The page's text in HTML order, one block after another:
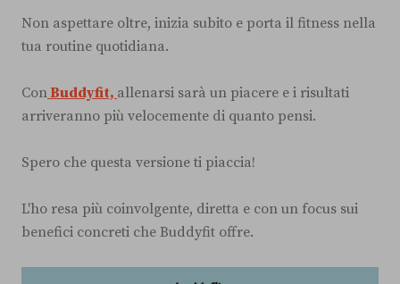
Non aspettare oltre, inizia subito e porta il fitness nella
tua routine quotidiana.
ConBuddyfit, allenarsi sarà un piacere e i risultati
arriveranno più velocemente di quanto pensi.
Spero che questa versione ti piaccia!
L'ho resa più coinvolgente, diretta e con un focus sui
benefici concreti che Buddyfit offre.